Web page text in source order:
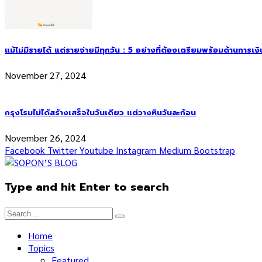
แม้ไม่มีรายได้ แต่รายจ่ายมีทุกวัน : 5 อย่างที่ต้องเตรียมพร้อมด้านการเ
November 27, 2024
กรุงโรมไม่ได้สร้างเสร็จในวันเดียว แต่วางหินวันละก้อน
November 26, 2024
Facebook TwitterYoutube Instagram Medium Bootstrap
Type and hit Enter to search
Home
Topics